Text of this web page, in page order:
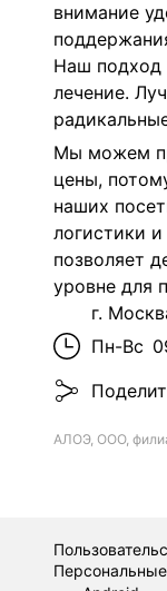
внимание
Наш подход
лечение.
Мы можем
цены,
наших
логистики
позволяет
уровне для
г.
Пн-Вс
АЛОЭ, ООО,